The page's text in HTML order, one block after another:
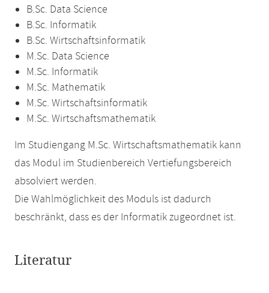
B.Sc. Data Science
B.Sc. Informatik
B.Sc. Wirtschaftsinformatik
M.Sc. Data Science
M.Sc. Informatik
M.Sc. Mathematik
M.Sc. Wirtschaftsinformatik
M.Sc. Wirtschaftsmathematik
Im Studiengang M.Sc. Wirtschaftsmathematik kann
das Modul im Studienbereich Vertiefungsbereich
absolviert werden.
Die Wahlmöglichkeit des Moduls ist dadurch
beschränkt, dass es der Informatik zugeordnet ist.
Literatur